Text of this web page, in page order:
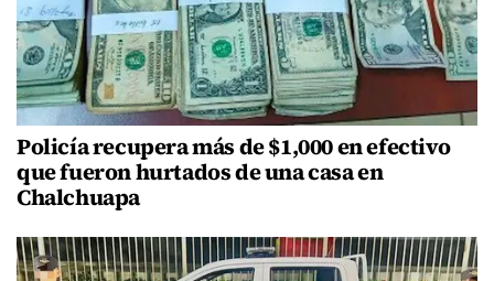
Policía recupera más de $1,000 en efectivo
que fueron hurtados de una casa en
Chalchuapa